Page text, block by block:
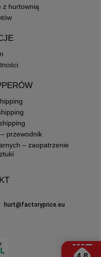
z hurtownią
przewodnik
– zaopatrzenie
hurt@factoryprice.eu